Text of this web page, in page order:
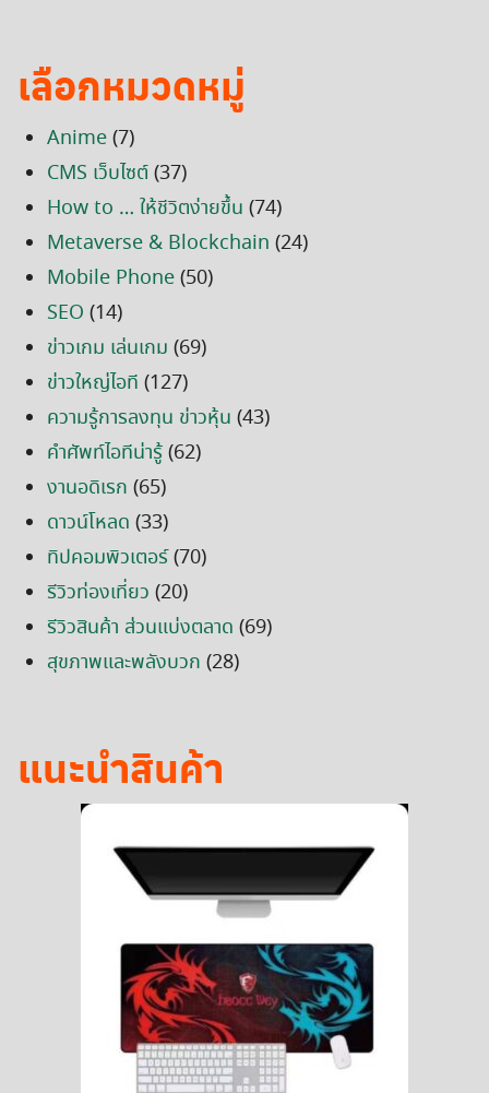
เลือกหมวดหมู่
Anime(7)
CMS เว็บไซต์(37)
How to … ให้ชีวิตง่ายขึ้น (74)
Metaverse & Blockchain (24)
Mobile Phone(50)
SEO (14)
ข่าวเกม เล่นเกม (69)
ข่าวใหญ่ไอที (127)
ความรู้การลงทุน ข่าวหุ้น (43)
คำศัพท์ไอทีน่ารู้(62)
งานอดิเรก (65)
ดาวน์โหลด (33)
ทิปคอมพิวเตอร์(70)
รีวิวท่องเที่ยว (20)
รีวิวสินค้า ส่วนแบ่งตลาด (69)
สุขภาพและพลังบวก (28)
แนะนำสินค้า